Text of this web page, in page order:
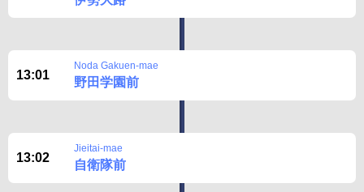
13:01
Noda Gakuen-mae
野田学園前
13:02
Jieitai-mae
自衛隊前